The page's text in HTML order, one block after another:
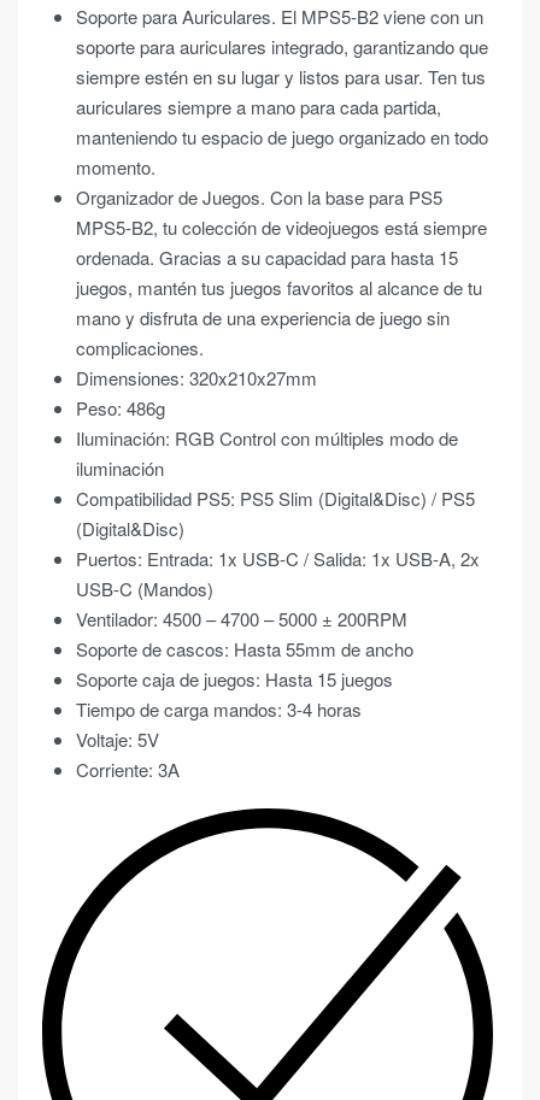
Soporte para Auriculares. El MPS5-B2 viene con un
soporte para auriculares integrado, garantizando que
siempre estén en su lugar y listos para usar. Ten tus
auriculares siempre a mano para cada partida,
manteniendo tu espacio de juego organizado en todo
momento.
Organizador de Juegos. Con la base para PS5
MPS5-B2, tu colección de videojuegos está siempre
ordenada. Gracias a su capacidad para hasta 15
juegos, mantén tus juegos favoritos al alcance de tu
mano y disfruta de una experiencia de juego sin
complicaciones.
Dimensiones: 320x210x27mm
Peso: 486g
Iluminación: RGB Control con múltiples modo de
iluminación
Compatibilidad PS5: PS5 Slim (Digital&Disc) / PS5
(Digital&Disc)
Puertos: Entrada: 1x USB-C / Salida: 1x USB-A, 2x
USB-C (Mandos)
Ventilador: 4500 – 4700 – 5000 ± 200RPM
Soporte de cascos: Hasta 55mm de ancho
Soporte caja de juegos: Hasta 15 juegos
Tiempo de carga mandos: 3-4 horas
Voltaje: 5V
Corriente: 3A